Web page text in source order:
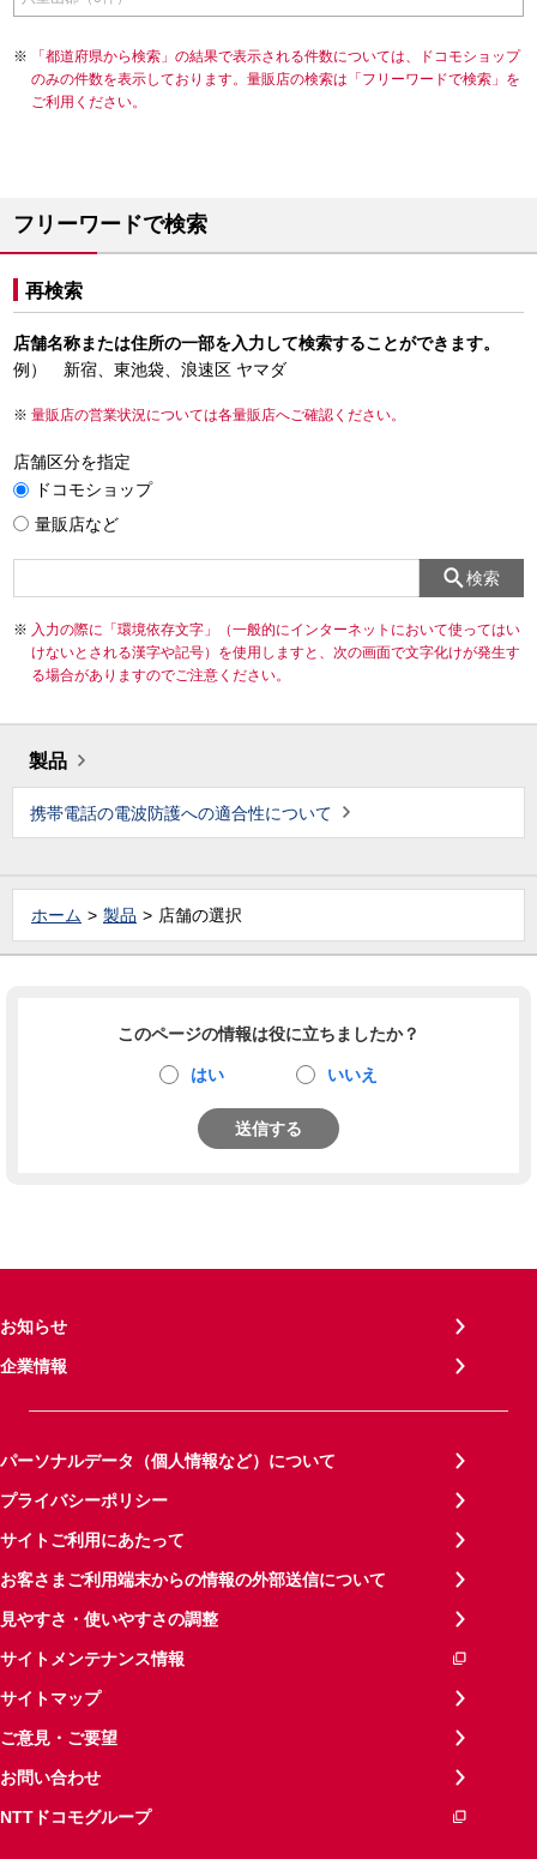
「都道府県から検索」の結果で表示される件数については、ドコモショップ
のみの件数を表示しております。量販店の検索は「フリーワードで検索」を
ご利用ください。
フリーワードで検索
再検索
店舗名称または住所の一部を入力して検索することができます。
例） 新宿、東池袋、浪速区 ヤマダ
量販店の営業状況については各量販店へご確認ください。
店舗区分を指定
ドコモショップ
量販店など
検索
入力の際に「環境依存文字」（一般的にインターネットにおいて使ってはい
けないとされる漢字や記号）を使用しますと、次の画面で文字化けが発生す
る場合がありますのでご注意ください。
製品
携帯電話の電波防護への適合性について
ホーム 製品 店舗の選択
このページの情報は役に立ちましたか？
はい いいえ
送信する
お知らせ
企業情報
パーソナルデータ（個人情報など）について
プライバシーポリシー
サイトご利用にあたって
お客さまご利用端末からの情報の外部送信について
見やすさ・使いやすさの調整
サイトメンテナンス情報
サイトマップ
ご意見・ご要望
お問い合わせ
NTTドコモグループ